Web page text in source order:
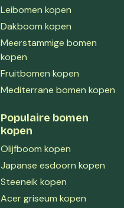
Leibomen kopen
Dakboom kopen
Meerstammige bomen
kopen
Fruitbomen kopen
Mediterrane bomen kopen
Populaire bomen
kopen
Olijfboom kopen
Japanse esdoorn kopen
Steeneik kopen
Acer griseum kopen